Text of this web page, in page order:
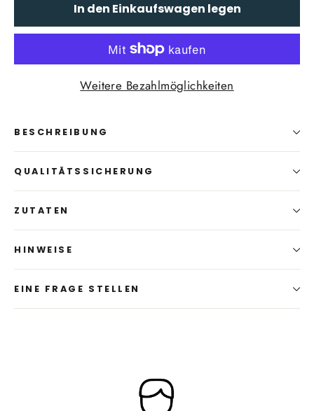
In den Einkaufswagen legen
Weitere Bezahlmöglichkeiten
BESCHREIBUNG
QUALITÄTSSICHERUNG
ZUTATEN
HINWEISE
EINE FRAGE STELLEN